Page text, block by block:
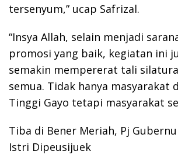
tersenyum,” ucap Safrizal.
“Insya Allah, selain menjadi
promosi yang baik, kegiatan ini
semakin mempererat tali
semua. Tidak hanya masyarakat
Tinggi Gayo tetapi masyarakat
Tiba di Bener Meriah, Pj
Istri Dipeusijuek